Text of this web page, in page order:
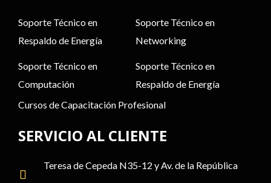
Soporte Técnico en
Respaldo de Energía
Soporte Técnico en
Networking
Soporte Técnico en
Computación
Soporte Técnico en
Respaldo de Energía
Cursos de Capacitación Profesional
SERVICIO AL CLIENTE
Teresa de Cepeda N35-12 y Av. de la República